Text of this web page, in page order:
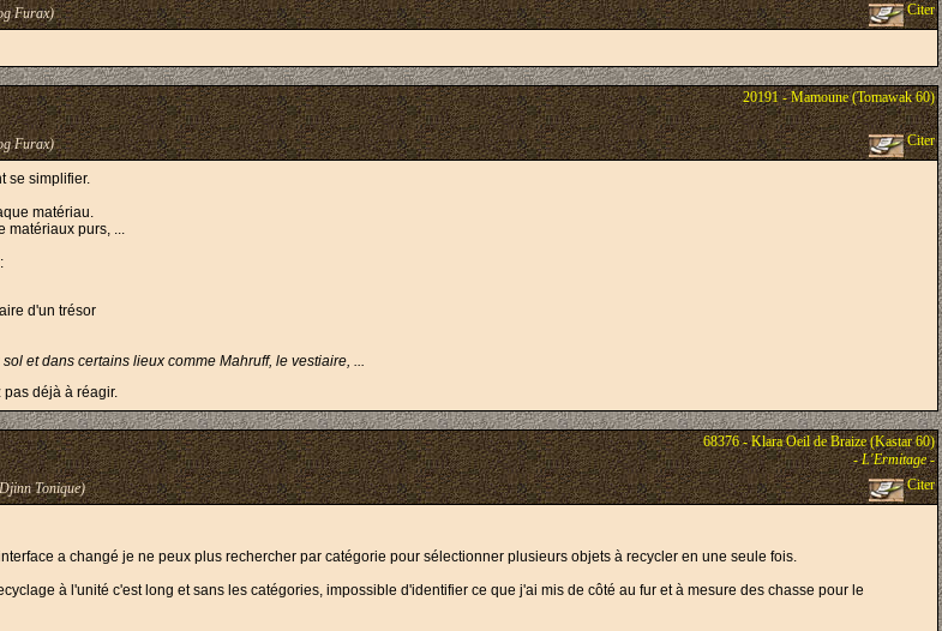
Furax) Citer
20191 - Mamoune (Tomawak 60)
Furax) Citer
se simplifier.
matériau.
matériaux purs, ...
d'un trésor
et dans certains lieux comme Mahruff, le vestiaire, ...
déjà à réagir.
68376 - Klara Oeil de Braize (Kastar 60)
-L'Ermitage-
Tonique) Citer
a changé je ne peux plus rechercher par catégorie pour sélectionner plusieurs objets à recycler en une seule fois.
à l'unité c'est long et sans les catégories, impossible d'identifier ce que j'ai mis de côté au fur et à mesure des chasse pour le